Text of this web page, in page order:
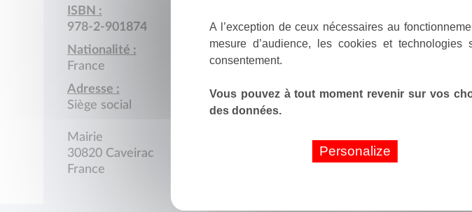
ISBN :
978-2-901874
Nationalité :
France
Adresse :
Siège social
Mairie
30820 Caveirac
France
A l’exception de ceux nécessaires au
mesure d’audience, les cookies et
consentement.
Vous pouvez à tout moment revenir sur vos
des données.
Personalize